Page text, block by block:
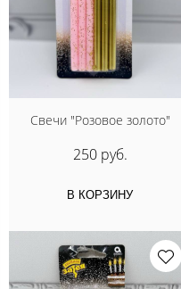
Свечи "Розовое золото"
250 руб.
В КОРЗИНУ